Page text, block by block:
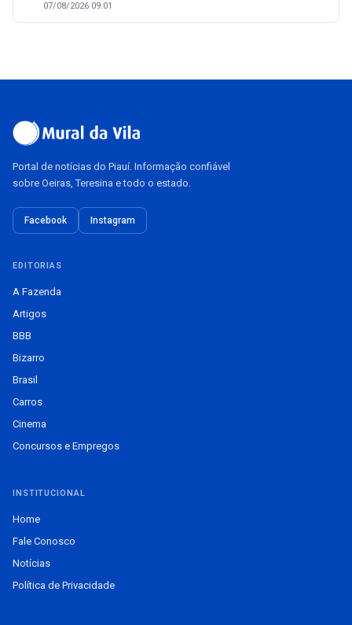
07/08/2026 09:01
Portal de notícias do Piauí. Informação confiável
sobre Oeiras, Teresina e todo o estado.
Facebook Instagram
EDITORIAS
A Fazenda
Artigos
BBB
Bizarro
Brasil
Carros
Cinema
Concursos e Empregos
INSTITUCIONAL
Home
Fale Conosco
Notícias
Política de Privacidade